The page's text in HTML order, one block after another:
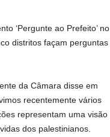
‘Pergunte ao Prefeito’ no
distritos façam perguntas
da Câmara disse em
recentemente vários
representam uma visão
dos palestinianos.